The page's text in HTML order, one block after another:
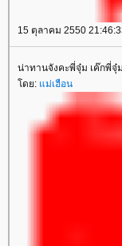
15 ตุลาคม 2550
น่าทานจังคะพี่จุ๋ม เค๊กพี่จุ๋
โดย: แม่เฮือน